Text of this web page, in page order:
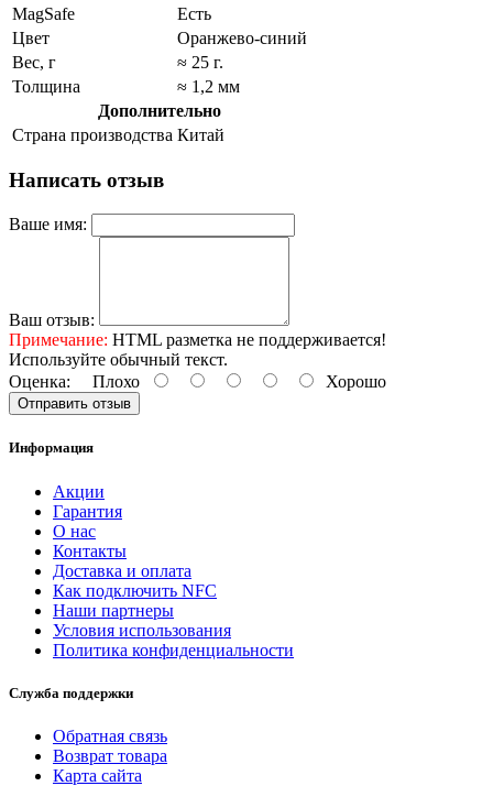
MagSafe
Есть
Цвет
Оранжево-синий
Вес, г
≈ 25 г.
Толщина
≈ 1,2 мм
Дополнительно
Страна производства Китай
Написать отзыв
Ваше имя:
Ваш отзыв:
Примечание: HTML разметка не поддерживается!
Используйте обычный текст.
Оценка: Плохо Хорошо
Отправить отзыв
Информация
Акции
Гарантия
O нас
Контакты
Доставка и оплата
Как подключить NFC
Наши партнеры
Условия использования
Политика конфиденциальности
Служба поддержки
Обратная связь
Возврат товара
Карта сайта